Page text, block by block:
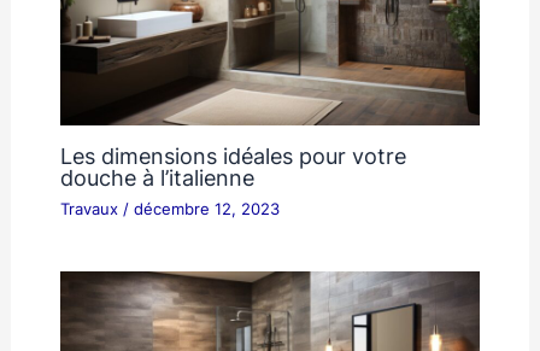
Les dimensions idéales pour votre
douche à l’italienne
Travaux/ décembre 12, 2023